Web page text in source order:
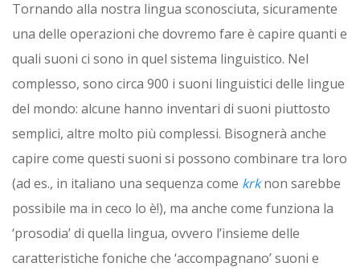
Tornando alla nostra lingua sconosciuta, sicuramente
una delle operazioni che dovremo fare è capire quanti e
quali suoni ci sono in quel sistema linguistico. Nel
complesso, sono circa 900 i suoni linguistici delle lingue
del mondo: alcune hanno inventari di suoni piuttosto
semplici, altre molto più complessi. Bisognerà anche
capire come questi suoni si possono combinare tra loro
(ad es., in italiano una sequenza come krknon sarebbe
possibile ma in ceco lo è!), ma anche come funziona la
‘prosodia’ di quella lingua, ovvero l’insieme delle
caratteristiche foniche che ‘accompagnano’ suoni e